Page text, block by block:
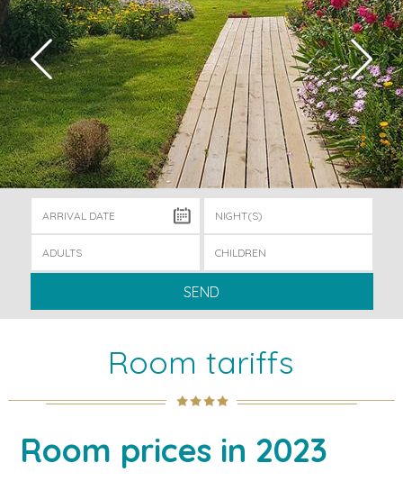
SEND
Room tariffs
Room prices in 2023